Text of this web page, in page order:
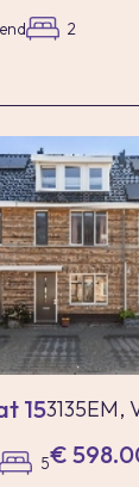
2
153135EM,
5€